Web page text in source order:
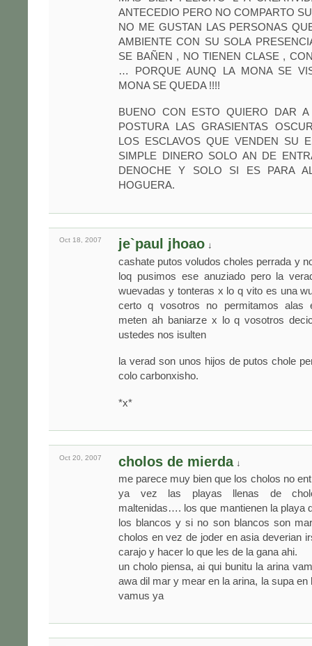
ANTECEDIO PERO NO COMPARTO
NO ME GUSTAN LAS PERSONAS
AMBIENTE CON SU SOLA
SE BAÑEN , NO TIENEN CLASE ,
… PORQUE AUNQ LA MONA SE
MONA SE QUEDA !!!!
BUENO CON ESTO QUIERO DAR
POSTURA LAS GRASIENTAS
LOS ESCLAVOS QUE VENDEN SU
SIMPLE DINERO SOLO AN DE
DENOCHE Y SOLO SI ES PARA
HOGUERA.
Oct 18, 2007 je`paul jhoao ↓
cashate putos voludos choles perrada y
loq pusimos ese anuziado pero la
wuevadas y tonteras x lo q vito es una
certo q vosotros no permitamos alas
meten ah baniarze x lo q vosotros
ustedes nos isulten
la verad son unos hijos de putos chole
colo carbonxisho.
*x*
Oct 20, 2007 cholos de mierda↓
me parece muy bien que los cholos no
ya vez las playas llenas de
maltenidas…. los que mantienen la playa
los blancos y si no son blancos son
cholos en vez de joder en asia deverian
carajo y hacer lo que les de la gana ahi.
un cholo piensa, ai qui bunitu la arina
awa dil mar y mear en la arina, la supa en
vamus ya